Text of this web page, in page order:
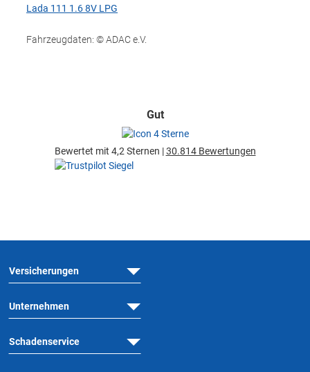
Lada 111 1.6 8V LPG
Fahrzeugdaten: © ADAC e.V.
Gut
Bewertet mit 4,2 Sternen |30.814 Bewertungen
Versicherungen
Unternehmen
Schadenservice